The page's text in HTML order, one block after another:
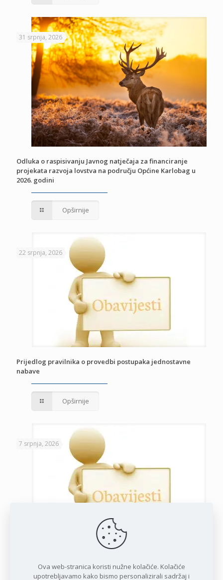
31 srpnja, 2026
Odluka o raspisivanju Javnog natječaja za financiranje
projekata razvoja lovstva na području Općine Karlobag u
2026. godini
Opširnije
22 srpnja, 2026
Prijedlog pravilnika o provedbi postupaka jednostavne
nabave
Opširnije
7 srpnja, 2026
iznajmljivačima
Ova web-stranica koristi nužne kolačiće. Kolačiće
upotrebljavamo kako bismo personalizirali sadržaj i